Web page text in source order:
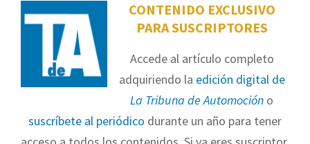
CONTENIDO EXCLUSIVO
PARA SUSCRIPTORES
Accede al artículo completo
adquiriendo la edición digital de
La Tribuna de Automoción o
suscríbete al periódico durante un año para tener